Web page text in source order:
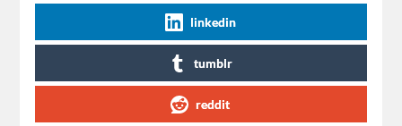
linkedin
tumblr
reddit